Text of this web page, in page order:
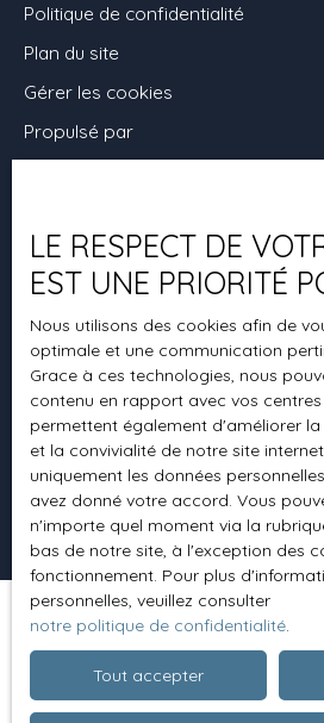
Politique de confidentialité
Plan du site
Gérer les cookies
Propulsé par
+33 2 99 43 80
7 place Saint Martin
35470 Bain-de-
LE RESPECT DE
EST UNE PRIORITÉ
Nous utilisons des cookies afin de
optimale et une communication
Grace à ces technologies, nous
contenu en rapport avec vos
permettent également d'améliorer
et la convivialité de notre site
uniquement les données
avez donné votre accord. Vous
n'importe quel moment via la
bas de notre site, à l'exception des
fonctionnement. Pour plus
personnelles, veuillez consulter
notre politique de confidentialité.
Tout accepter